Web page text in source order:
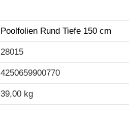
Poolfolien Rund Tiefe 150 cm
28015
4250659900770
39,00 kg